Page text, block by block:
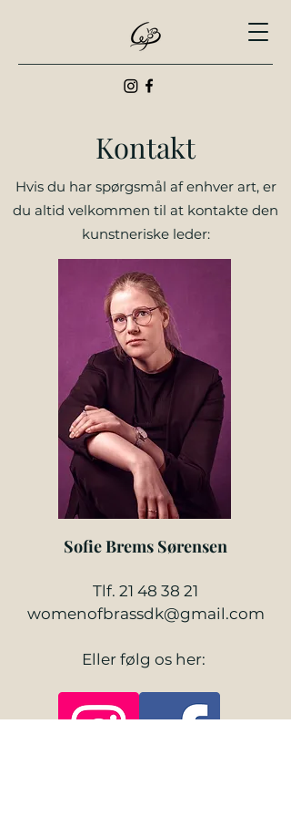
Kontakt
Hvis du har spørgsmål af enhver art, er
du altid velkommen til at kontakte den
kunstneriske leder:
Sofie Brems Sørensen
Tlf. 21 48 38 21
womenofbrassdk@gmail.com
Eller følg os her: